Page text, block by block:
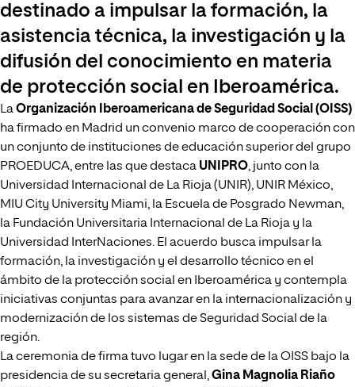
destinado a impulsar la formación, la
asistencia técnica, la investigación y la
difusión del conocimiento en materia
de protección social en Iberoamérica.
LaOrganización Iberoamericana de Seguridad Social (OISS)
ha firmado en Madrid un convenio marco de cooperación con
un conjunto de instituciones de educación superior del grupo
PROEDUCA, entre las que destaca UNIPRO, junto con la
Universidad Internacional de La Rioja (UNIR), UNIR México,
MIU City University Miami, la Escuela de Posgrado Newman,
la Fundación Universitaria Internacional de La Rioja y la
Universidad InterNaciones. El acuerdo busca impulsar la
formación, la investigación y el desarrollo técnico en el
ámbito de la protección social en Iberoamérica y contempla
iniciativas conjuntas para avanzar en la internacionalización y
modernización de los sistemas de Seguridad Social de la
región.
La ceremonia de firma tuvo lugar en la sede de la OISS bajo la
presidencia de su secretaria general,Gina Magnolia Riaño